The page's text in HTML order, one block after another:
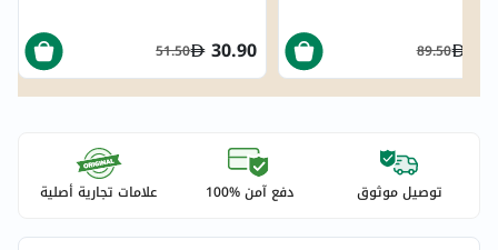
30.90
51.50 89.50
توصيل موثوق دفع آمن %100 علامات تجارية أصلية